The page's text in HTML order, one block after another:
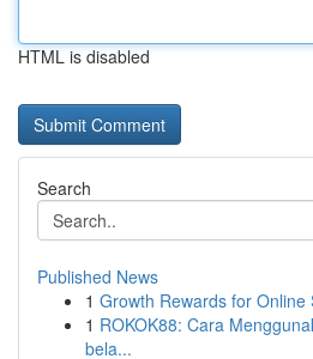
HTML is disabled
Search
Published News
1 Growth Rewards for
1 ROKOK88: Cara
bela...